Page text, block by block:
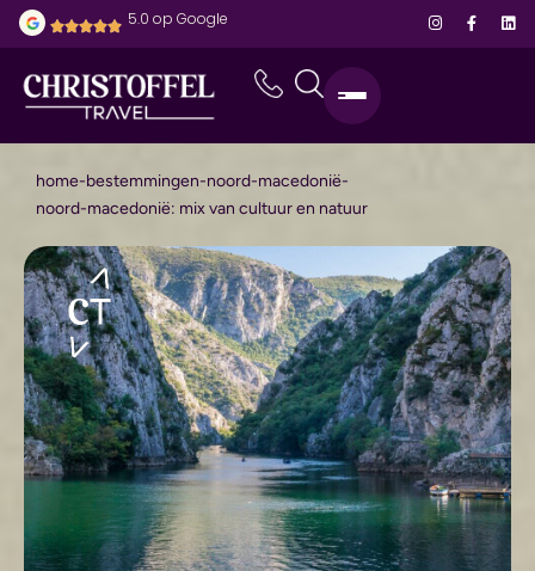
5.0 op Google
home-bestemmingen-noord-macedonië-
noord-macedonië: mix van cultuur en natuur